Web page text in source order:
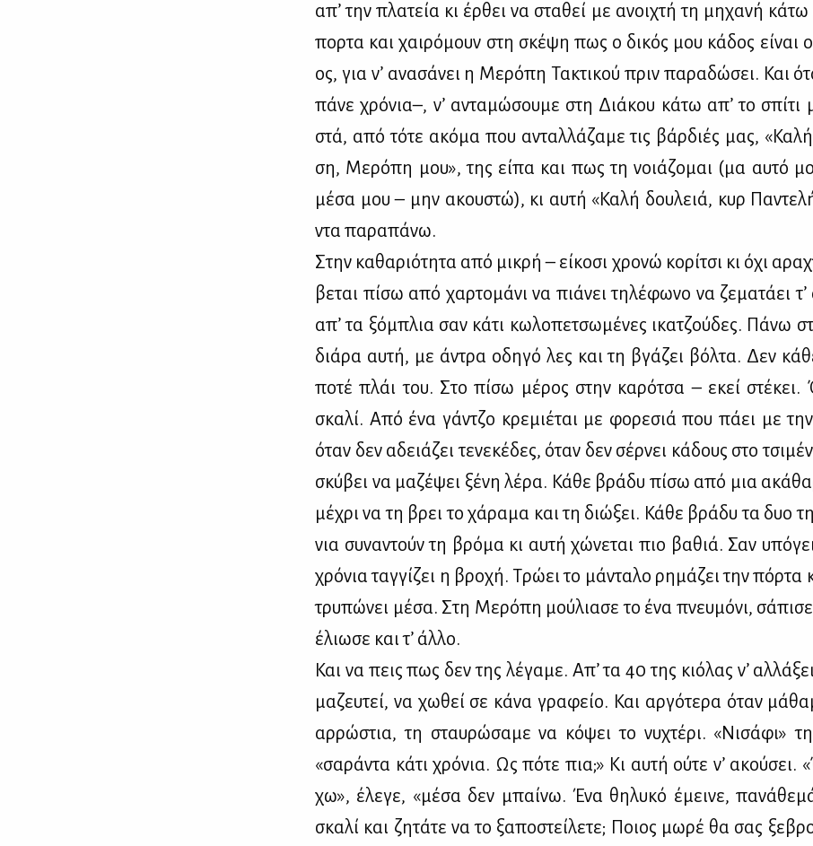
απ’ την πλα­τεία κι έρ­θει να στα­θεί με ανοι­χτή τη μη­χα­νή
πορ­τα και χαι­ρό­μουν στη σκέ­ψη πως ο δι­κός μου κά­δος εί­ναι
ος, για ν’ ανα­σά­νει η Με­ρό­πη Τα­κτι­κού πριν πα­ρα­δώ­σει. Και
πά­νε χρό­νια–, ν’ αντα­μώ­σου­με στη Διά­κου κά­τω απ’ το
στά, από τό­τε ακό­μα που ανταλ­λά­ζα­με τις βάρ­διές μας,
ση, Με­ρό­πη μου», της εί­πα και πως τη νοιά­ζο­μαι (μα αυ­τό
μέ­σα μου – μην ακου­στώ), κι αυ­τή «Κα­λή δου­λειά, κυρ
ντα πα­ρα­πά­νω.
Στην κα­θα­ριό­τη­τα από μι­κρή – εί­κο­σι χρο­νώ κο­ρί­τσι κι όχι
βε­ται πί­σω από χαρ­το­μά­νι να πιά­νει τη­λέ­φω­νο να ζε­μα­τά­ει τ’
απ’ τα ξό­μπλια σαν κά­τι κω­λο­πε­τσω­μέ­νες ικα­τζού­δες. Πά­νω
διά­ρα αυ­τή, με άντρα οδη­γό λες και τη βγά­ζει βόλ­τα. Δεν
πο­τέ πλάι του. Στο πί­σω μέ­ρος στην κα­ρό­τσα – εκεί στέ­κει.
σκα­λί. Από ένα γάν­τζο κρε­μιέ­ται με φο­ρε­σιά που πά­ει με
όταν δεν αδειά­ζει τε­νε­κέ­δες, όταν δεν σέρ­νει κά­δους στο
σκύ­βει να μα­ζέ­ψει ξέ­νη λέ­ρα. Κά­θε βρά­δυ πί­σω από μια
μέ­χρι να τη βρει το χά­ρα­μα και τη διώ­ξει. Κά­θε βρά­δυ τα δυο
νια συ­να­ντούν τη βρό­μα κι αυ­τή χώ­νε­ται πιο βα­θιά. Σαν
χρό­νια ταγ­γί­ζει η βρο­χή. Τρώ­ει το μά­ντα­λο ρη­μά­ζει την πόρ­τα
τρυ­πώ­νει μέ­σα. Στη Με­ρό­πη μού­λια­σε το ένα πνευ­μό­νι, σά­πι­σε
έλιω­σε και τ’ άλ­λο.
Και να πεις πως δεν της λέ­γα­με. Απ’ τα 40 της κιό­λας ν’
μα­ζευ­τεί, να χω­θεί σε κά­να γρα­φείο. Και αρ­γό­τε­ρα όταν
αρ­ρώ­στια, τη σταυ­ρώ­σα­με να κό­ψει το νυ­χτέ­ρι. «Νι­σά­φι»
«σα­ρά­ντα κά­τι χρό­νια. Ως πό­τε πια;» Κι αυ­τή ού­τε ν’ ακού­σει.
χω», έλε­γε, «μέ­σα δεν μπαί­νω. Ένα θη­λυ­κό έμει­νε,
σκα­λί και ζη­τά­τε να το ξα­πο­στεί­λε­τε; Ποιος μω­ρέ θα σας